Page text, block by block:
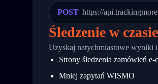
24
25
26
28
29
31
          },
          {
"Date":
          }
      }
POST https://
Śledzenie w
Uzyskaj natychmiastowe wyniki i
Strony śledzenia zamówień e-
Mniej zapytań WISMO